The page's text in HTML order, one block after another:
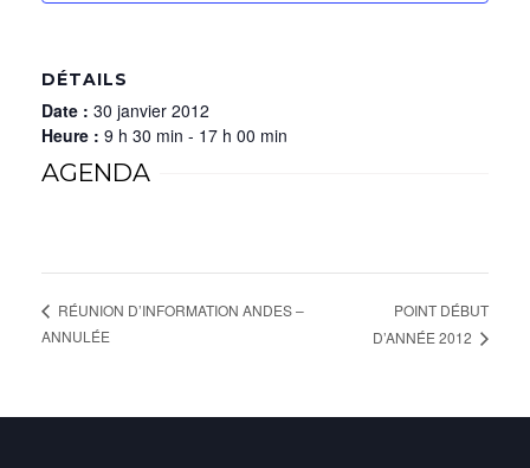
DÉTAILS
Date : 30 janvier 2012
Heure : 9 h 30 min - 17 h 00 min
AGENDA
RÉUNION D’INFORMATION ANDES –
ANNULÉE
POINT DÉBUT
D’ANNÉE 2012